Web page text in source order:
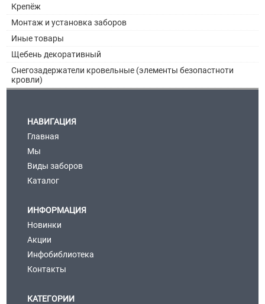
Крепёж
Монтаж и установка заборов
Иные товары
Щебень декоративный
Снегозадержатели кровельные (элементы безопастноти
кровли)
НАВИГАЦИЯ
Главная
Мы
Виды заборов
Каталог
ИНФОРМАЦИЯ
Новинки
Акции
Инфобиблиотека
Контакты
КАТЕГОРИИ